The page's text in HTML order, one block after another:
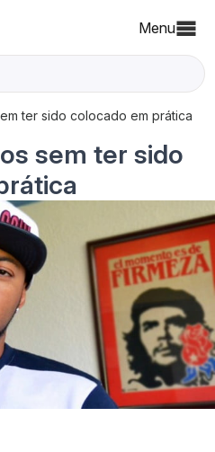
Menu
ter sido colocado em prática
sem ter sido